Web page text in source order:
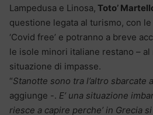
Lampedusa e Linosa, Toto’
questione legata al turismo, con
‘Covid free’ e potranno a breve
le isole minori italiane restano – al
situazione di impasse.
“Stanotte sono tra l’altro sbarcate
aggiunge -. E’ una situazione
riesce a capire perche’ in Grecia